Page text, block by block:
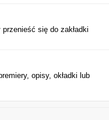
się do zakładki
opisy, okładki lub